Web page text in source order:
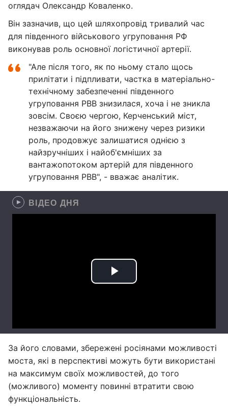
оглядач Олександр Коваленко.
Він зазначив, що цей шляхопровід тривалий час
для південного військового угруповання РФ
виконував роль основної логістичної артерії.
"Але після того, як по ньому стало щось
прилітати і підпливати, частка в матеріально-
технічному забезпеченні південного
угруповання РВВ знизилася, хоча і не зникла
зовсім. Своєю чергою, Керченський міст,
незважаючи на його знижену через ризики
роль, продовжує залишатися однією з
найзручніших і найоб'ємніших за
вантажопотоком артерій для південного
угруповання РВВ", - вважає аналітик.
ВІДЕО ДНЯ
За його словами, збережені росіянами можливості
моста, які в перспективі можуть бути використані
на максимум своїх можливостей, до того
(можливого) моменту повинні втратити свою
функціональність.